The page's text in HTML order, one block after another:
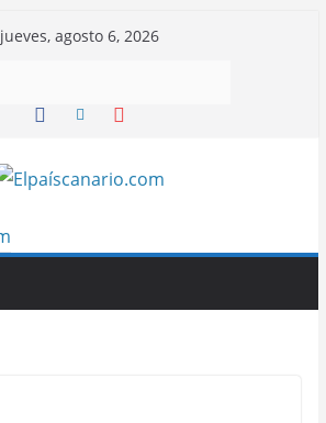
jueves, agosto 6, 2026